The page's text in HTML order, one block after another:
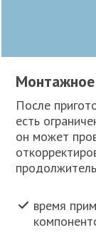
После
есть
он может
время